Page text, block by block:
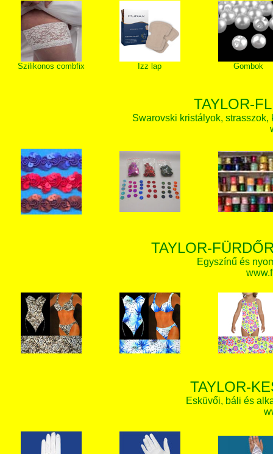
Szilikonos combfix Izz lap Gombok
TAYLOR-
Swarovski kristályok,
TAYLOR-
Egyszínű és
TAYLOR-
Esküvői, báli és